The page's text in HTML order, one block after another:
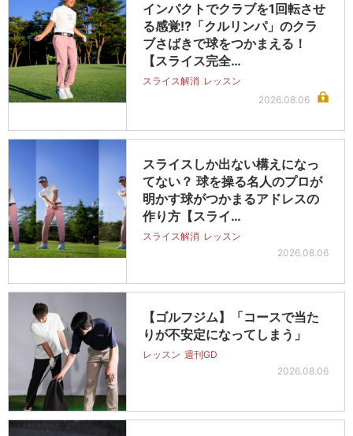
インパクトでクラブを1回転させ
る感覚!?「クルリンパ」のクラ
ブさばきで球をつかまえる！
【スライス完全…
スライス解消 レッスン
2026.08.06
スライスしか出ない構えになっ
てない？ 球を操る名人のプロが
明かす球がつかまるアドレスの
作り方【スライ…
スライス解消 レッスン
2026.08.06
【ゴルフジム】「コースで当た
りが不安定になってしまう」
レッスン 週刊GD
2026.08.06